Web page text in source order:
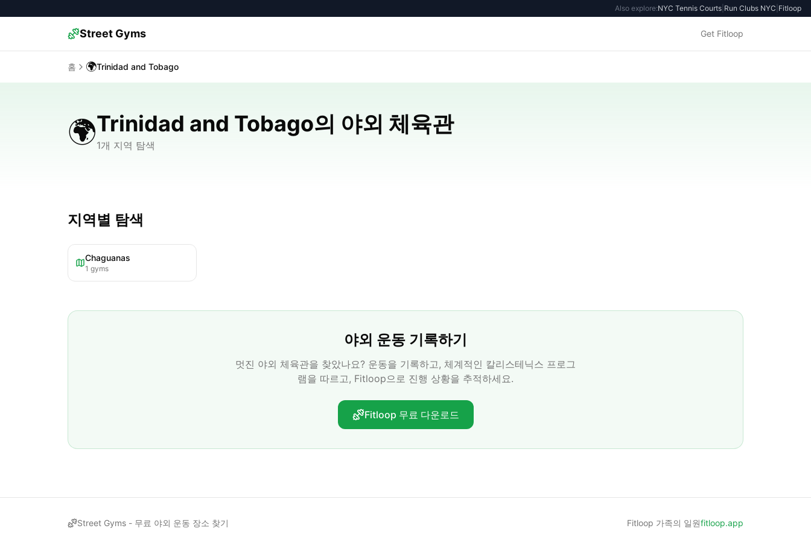
Also explore:NYC Tennis Courts Run Clubs NYC Fitloop
Street Gyms Get Fitloop
홈 🌍Trinidad and Tobago
🌍Trinidad and Tobago의 야외 체육관
1개 지역 탐색
지역별 탐색
Chaguanas
1 gyms
야외 운동 기록하기
멋진 야외 체육관을 찾았나요? 운동을 기록하고, 체계적인 칼리스테닉스 프로그
램을 따르고, Fitloop으로 진행 상황을 추적하세요.
Fitloop 무료 다운로드
Street Gyms - 무료 야외 운동 장소 찾기 Fitloop 가족의 일원fitloop.app